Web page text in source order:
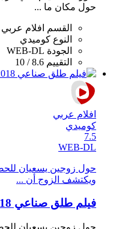
حول مكان ما ...
القسم افلام عربي
النوع كوميدي
الجودة WEB-DL
التقييم 8.6 / 10
افلام عربي
كوميدي
7.5
WEB-DL
حول زوجين يسعيان
ويكتشف الزوج أن ...
فيلم طلق صناعي 2018 HD
حول زوجين يسعيان